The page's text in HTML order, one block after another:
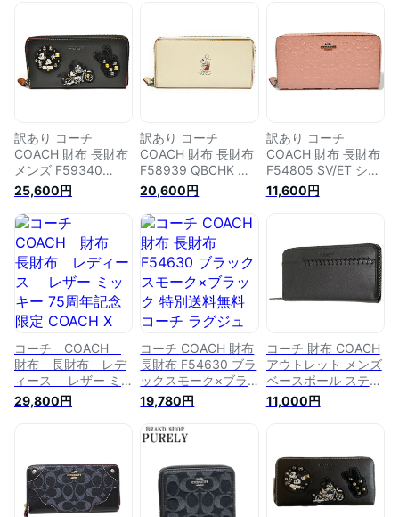
ウォレット 長財布
ブラック [並行輸入
品]
ラック〔並行輸入
品〕
クロスグレインレザ
ー ウォレット レザ
ーウォレット ブラン
ド財布 ブランド財布
イビー
訳あり コーチ
COACH 財布 長財布
メンズ F59340
QB/M2 ディズニー
ミッキーマウス コラ
ボ パッチ レザー ア
コーディオン ジップ
アラウンド ブラック
25,600円
訳あり コーチ
COACH 財布 長財布
F58939 QBCHK デ
ィズニー ミッキーマ
ウス コラボ レザー
アコーディオン ジッ
プアラウンド チョー
ク
20,600円
訳あり コーチ
COACH 財布 長財布
F54805 SV/ET シグ
ネチャー デボスド
パテント アコーディ
11,600円
コーチ COACH
財布 長財布 レデ
ィース レザー ミ
ッキー 75周年記念限
定 COACH X
ド グラブタン ディ
ズニー ミッキーマウ
29,800円
コーチ COACH 財布
長財布 F54630 ブラ
ックスモーク×ブラ
ック 特別送料無料
コーチ ラグジュアリ
ー シグネチャー
PVC レザー アコー
ラウンド アウトレッ
トレディース ブラン
ド 通販
19,780円
コーチ 財布 COACH
アウトレット メンズ
ベースボール ステッ
チ レザー アコーデ
ィオン ジップ アラ
入品]
11,000円